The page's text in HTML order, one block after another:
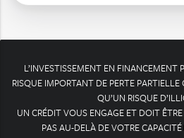
L’INVESTISSEMENT EN FINANCEMENT
RISQUE IMPORTANT DE PERTE
QU’UN RISQUE
UN CRÉDIT VOUS ENGAGE ET DOIT
PAS AU-DELÀ DE VOTRE